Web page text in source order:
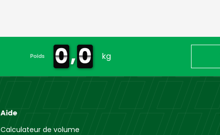
Poids 0
0
0
0
,
0
0
0
0 kg
Aide
Calculateur de volume